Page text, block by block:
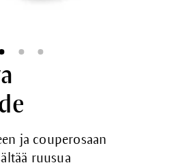
ja couperosaan
ruusua